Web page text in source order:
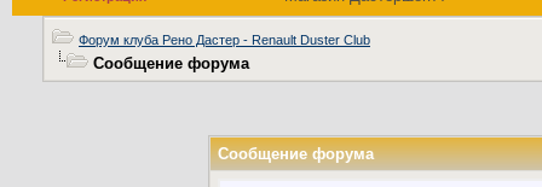
Форум клуба Рено Дастер - Renault Duster Club
Сообщение форума
Сообщение форума